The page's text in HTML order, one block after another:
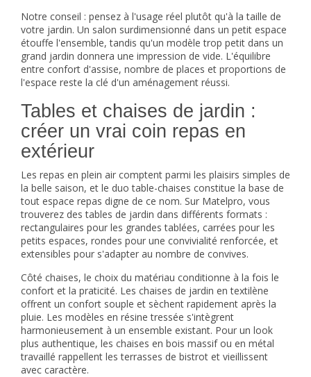
Notre conseil : pensez à l'usage réel plutôt qu'à la taille de
votre jardin. Un salon surdimensionné dans un petit espace
étouffe l'ensemble, tandis qu'un modèle trop petit dans un
grand jardin donnera une impression de vide. L'équilibre
entre confort d'assise, nombre de places et proportions de
l'espace reste la clé d'un aménagement réussi.
Tables et chaises de jardin :
créer un vrai coin repas en
extérieur
Les repas en plein air comptent parmi les plaisirs simples de
la belle saison, et le duo table-chaises constitue la base de
tout espace repas digne de ce nom. Sur Matelpro, vous
trouverez destables de jardin dans différents formats :
rectangulaires pour les grandes tablées, carrées pour les
petits espaces, rondes pour une convivialité renforcée, et
extensibles pour s'adapter au nombre de convives.
Côté chaises, le choix du matériau conditionne à la fois le
confort et la praticité. Les chaises de jardin en textilène
offrent un confort souple et sèchent rapidement après la
pluie. Les modèles en résine tressée s'intègrent
harmonieusement à un ensemble existant. Pour un look
plus authentique, les chaises en bois massif ou en métal
travaillé rappellent les terrasses de bistrot et vieillissent
avec caractère.